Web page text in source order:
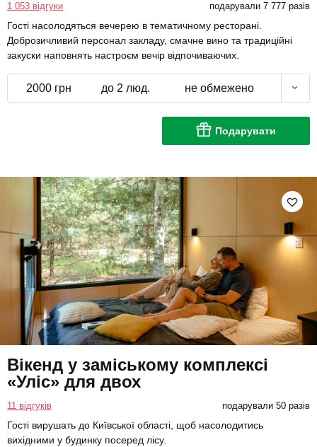
1 053 відгуки подарували 7 777 разів
Гості насолодяться вечерею в тематичному ресторані.
Доброзичливий персонал закладу, смачне вино та традиційні
закуски наповнять настроєм вечір відпочиваючих.
2000 грн до 2 люд. не обмежено
Подарувати
Вікенд у заміському комплексі
«Уліс» для двох
11 відгуків подарували 50 разів
Гості вирушать до Київської області, щоб насолодитись
вихідними у будинку посеред лісу.